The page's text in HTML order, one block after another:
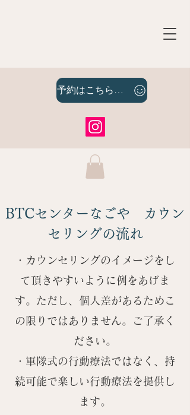
予約はこちらをクリック
BTCセンターなごや
カウン
セリングの流れ​
・カウンセリングのイメージをし
て頂きやすいように例をあげま
す。ただし、個人差があるためこ
の限りではありません。ご了承く
ださい。
・軍隊式の行動療法ではなく、持
続可能で楽しい行動療法を提供し
ます。